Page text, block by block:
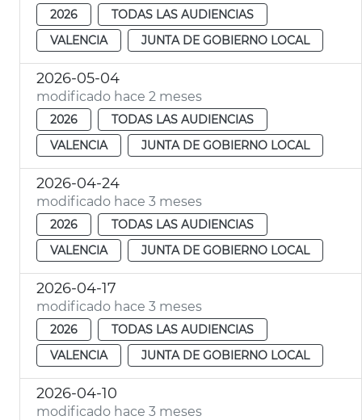
2026
TODAS LAS AUDIENCIAS
VALENCIA
JUNTA DE GOBIERNO LOCAL
2026-05-04
modificado hace 2 meses
2026
TODAS LAS AUDIENCIAS
VALENCIA
JUNTA DE GOBIERNO LOCAL
2026-04-24
modificado hace 3 meses
2026
TODAS LAS AUDIENCIAS
VALENCIA
JUNTA DE GOBIERNO LOCAL
2026-04-17
modificado hace 3 meses
2026
TODAS LAS AUDIENCIAS
VALENCIA
JUNTA DE GOBIERNO LOCAL
2026-04-10
modificado hace 3 meses